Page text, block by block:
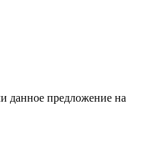
данное предложение на